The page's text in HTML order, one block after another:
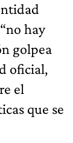
hay
golpea
oficial,
el
que se